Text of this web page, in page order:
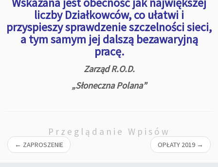
liczby Działkowców, co ułatwi i
przyspieszy sprawdzenie szczelności sieci,
a tym samym jej dalszą bezawaryjną
pracę.
Zarząd R.O.D.
„Słoneczna Polana”
Przeglądanie Wpisów
← ZAPROSZENIE OPŁATY 2019 →